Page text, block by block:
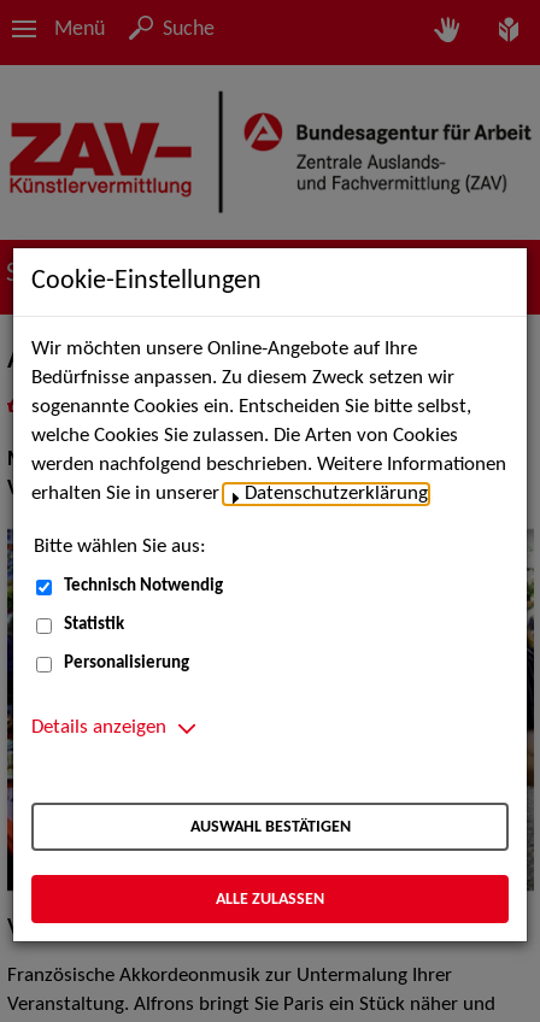
Menü Suche
Suche nach Künstler*innen
Alfrons
als PDF speichern
inMeine Merklistelegen
Musik:Volksmusik und Intern. Folklore
Volksmusik Internationale Folklore:Frankreich
Vita / Credits
Französische Akkordeonmusik zur Untermalung Ihrer
Veranstaltung. Alfrons bringt Sie Paris ein Stück näher und
Cookie-Einstellungen
Wir möchten unsere Online-Angebote auf Ihre
Bedürfnisse anpassen. Zu diesem Zweck setzen wir
sogenannte Cookies ein. Entscheiden Sie bitte selbst,
welche Cookies Sie zulassen. Die Arten von Cookies
werden nachfolgend beschrieben. Weitere Informationen
erhalten Sie in unserer
Datenschutzerklärung
Bitte wählen Sie aus:
Technisch Notwendig
Statistik
Personalisierung
Details anzeigen
AUSWAHL BESTÄTIGEN
ALLE ZULASSEN